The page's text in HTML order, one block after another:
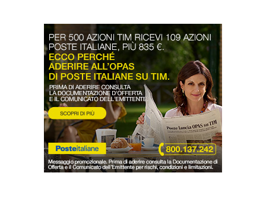
DAL TERRITORIO
OROSCOPO
LA PIAZZA
ANIMALI
OCCHIO ALLA TRUFFA
NECROLOGI